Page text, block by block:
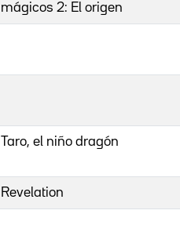
mágicos 2: El origen
Taro, el niño dragón
Revelation